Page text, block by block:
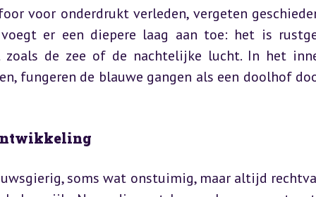
voor onderdrukt verleden, vergeten
er een diepere laag aan toe: het is
zoals de zee of de nachtelijke lucht. In het
fungeren de blauwe gangen als een doolhof
soms wat onstuimig, maar altijd